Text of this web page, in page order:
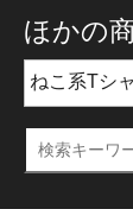
ほかの